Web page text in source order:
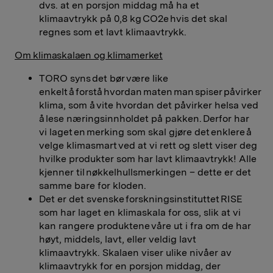
dvs. at en porsjon middag må ha et
klimaavtrykk på 0,8 kg CO2e hvis det skal
regnes som et lavt klimaavtrykk.
Om klimaskalaen og klimamerket
TORO syns det bør være like
enkelt å forstå hvordan maten man spiser påvirker
klima, som å vite hvordan det påvirker helsa ved
å lese næringsinnholdet på pakken. Derfor har
vi laget en merking som skal gjøre det enklere å
velge klimasmart ved at vi rett og slett viser deg
hvilke produkter som har lavt klimaavtrykk! Alle
kjenner til nøkkelhullsmerkingen – dette er det
samme bare for kloden.
Det er det svenske forskningsinstituttet RISE
som har laget en klimaskala for oss, slik at vi
kan rangere produktene våre ut i fra om de har
høyt, middels, lavt, eller veldig lavt
klimaavtrykk. Skalaen viser ulike nivåer av
klimaavtrykk for en porsjon middag, der